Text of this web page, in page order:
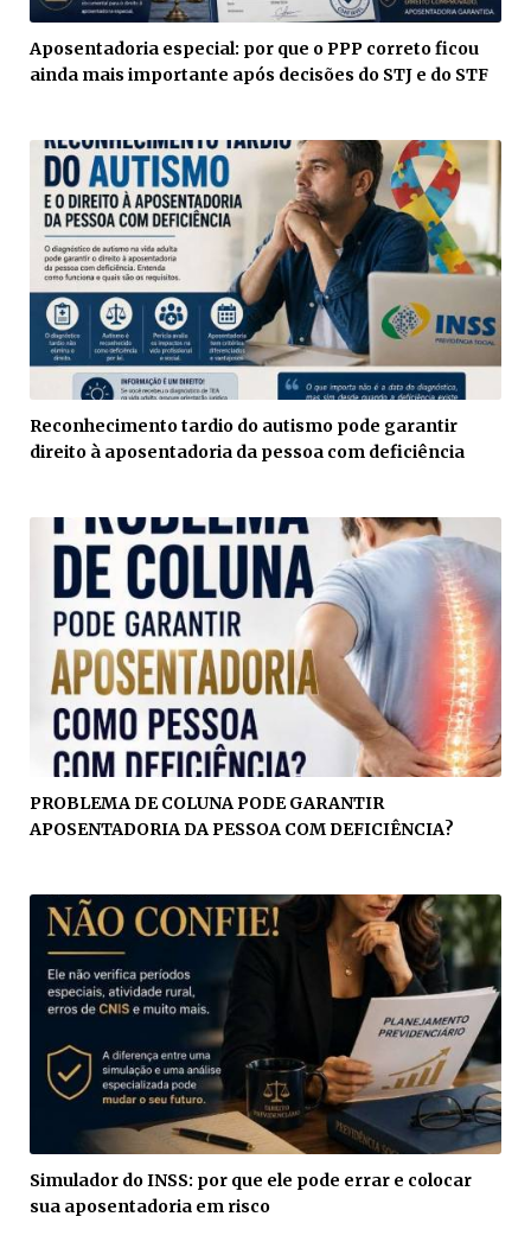
Aposentadoria especial: por que o PPP correto ficou
ainda mais importante após decisões do STJ e do STF
Reconhecimento tardio do autismo pode garantir
direito à aposentadoria da pessoa com deficiência
PROBLEMA DE COLUNA PODE GARANTIR
APOSENTADORIA DA PESSOA COM DEFICIÊNCIA?
Simulador do INSS: por que ele pode errar e colocar
sua aposentadoria em risco